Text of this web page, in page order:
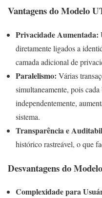
Vantagens do Modelo
Privacidade Aumentada:
diretamente ligados a
camada adicional de
Paralelismo: Várias
simultaneamente, pois
independentemente,
sistema.
Transparência e
histórico rastreável, o que
Desvantagens do
Complexidade para